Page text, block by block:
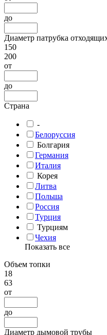
до
Диаметр патрубка
150
200
от
до
Страна
-
Белоруссия
Болгария
Германия
Италия
Корея
Литва
Польша
Россия
Турция
Турциям
Чехия
Показать все
Объем топки
18
63
от
до
Диаметр дымовой трубы